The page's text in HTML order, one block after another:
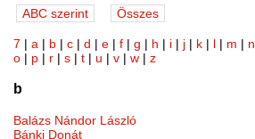
7 |a | b |c |d |e |f |g | h | i | j | k | l | m | n
o | p | r |s |t |u |v |w |z
b
Balázs Nándor László
Bánki Donát